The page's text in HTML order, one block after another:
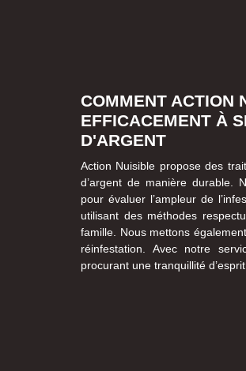
COMMENT ACTION
EFFICACEMENT À
D'ARGENT
Action Nuisible propose des
d’argent de manière durable.
pour évaluer l’ampleur de
utilisant des méthodes
famille. Nous mettons
réinfestation. Avec notre
procurant une tranquillité